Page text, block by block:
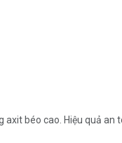
béo cao. Hiệu quả an